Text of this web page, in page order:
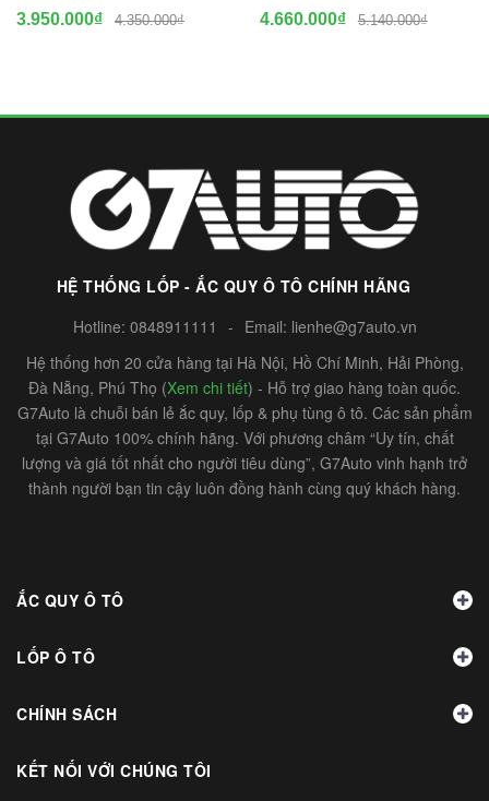
3.950.000₫ 4.350.000₫ 4.660.000₫ 5.140.000₫
HỆ THỐNG LỐP - ẮC QUY Ô TÔ CHÍNH HÃNG
Hotline: 0848911111 - Email: lienhe@g7auto.vn
Hệ thống hơn 20 cửa hàng tại Hà Nội, Hồ Chí Minh, Hải Phòng,
Đà Nẵng, Phú Thọ (Xem chi tiết) - Hỗ trợ giao hàng toàn quốc.
G7Auto là chuỗi bán lẻ ắc quy, lốp & phụ tùng ô tô. Các sản phẩm
tại G7Auto 100% chính hãng. Với phương châm “Uy tín, chất
lượng và giá tốt nhất cho người tiêu dùng”, G7Auto vinh hạnh trở
thành người bạn tin cậy luôn đồng hành cùng quý khách hàng.
ẮC QUY Ô TÔ
LỐP Ô TÔ
CHÍNH SÁCH
KẾT NỐI VỚI CHÚNG TÔI